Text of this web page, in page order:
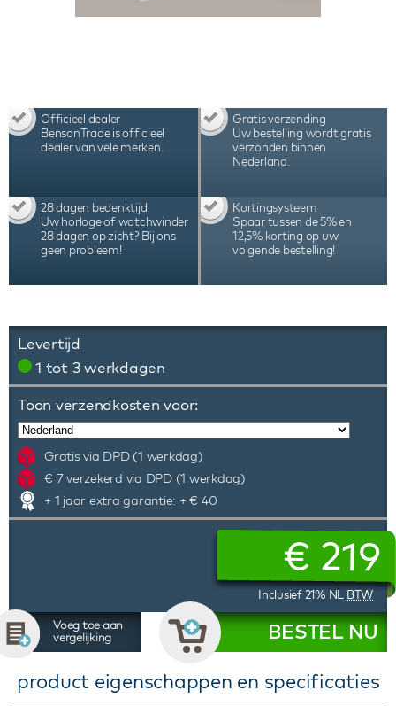
Officieel dealer
BensonTrade is officieel
dealer van vele merken.
Gratis verzending
Uw bestelling wordt gratis
verzonden binnen
Nederland.
28 dagen bedenktijd
Uw horloge of watchwinder
28 dagen op zicht? Bij ons
geen probleem!
Kortingsysteem
Spaar tussen de 5% en
12,5% korting op uw
volgende bestelling!
Levertijd
1 tot 3 werkdagen
Toon verzendkosten voor:
Gratis via DPD (1 werkdag)
€ 7 verzekerd via DPD (1 werkdag)
+ 1 jaar extra garantie: + € 40
€ 219
Inclusief 21% NL BTW
Voeg toe aan
vergelijking
BESTEL NU
product eigenschappen en specificaties